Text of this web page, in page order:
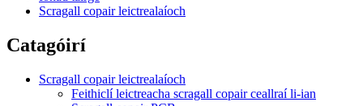
Scragall copair leictrealaíoch
Catagóirí
Scragall copair leictrealaíoch
Feithiclí leictreacha scragall copair ceallraí li-ian